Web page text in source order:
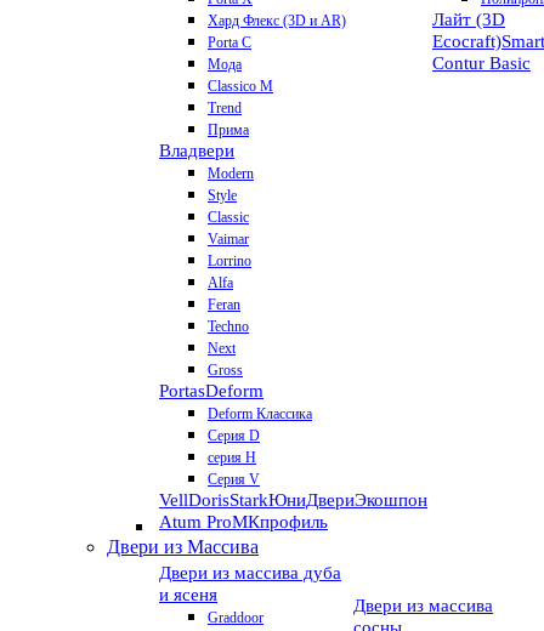
Хард Флекс (3D и AR)
Porta C
Мода
Classico M
Trend
Прима
Владвери
Modern
Style
Classic
Vaimar
Lorrino
Alfa
Feran
Techno
Next
Gross
PortasDeform
Deform Классика
Серия D
серия H
Серия V
VellDorisStarkЮниДвериЭкошпон
Atum ProМКпрофиль
Лайт (3D
Ecocraft)Smart
Contur Basic
Двери из Массива
Двери из массива дуба
и ясеня
Graddoor
Двери из массива